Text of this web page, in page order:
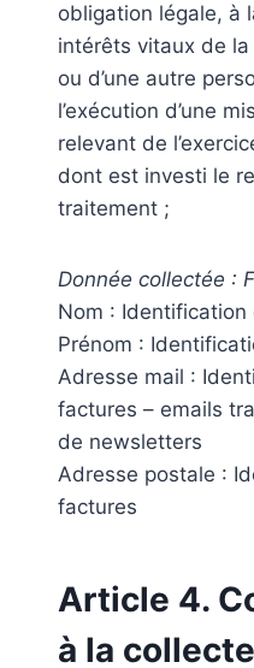
obligation légale, à
intérêts vitaux de
ou d’une autre
l’exécution d’une
relevant de
dont est investi le
traitement ;
Donnée collectée :
Nom :
Prénom :
Adresse mail :
factures – emails
de newsletters
Adresse postale :
factures
Article 4.
à la